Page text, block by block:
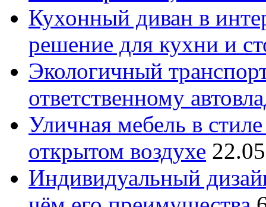
Кухонный диван в
решение для кухни и
Экологичный
ответственному
Уличная мебель в
открытом воздухе
Индивидуальный